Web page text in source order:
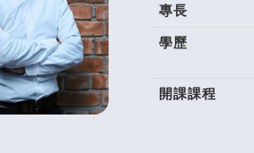
專長
學歷
開課課程